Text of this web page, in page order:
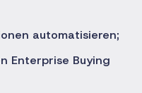
automatisieren;
Enterprise Buying